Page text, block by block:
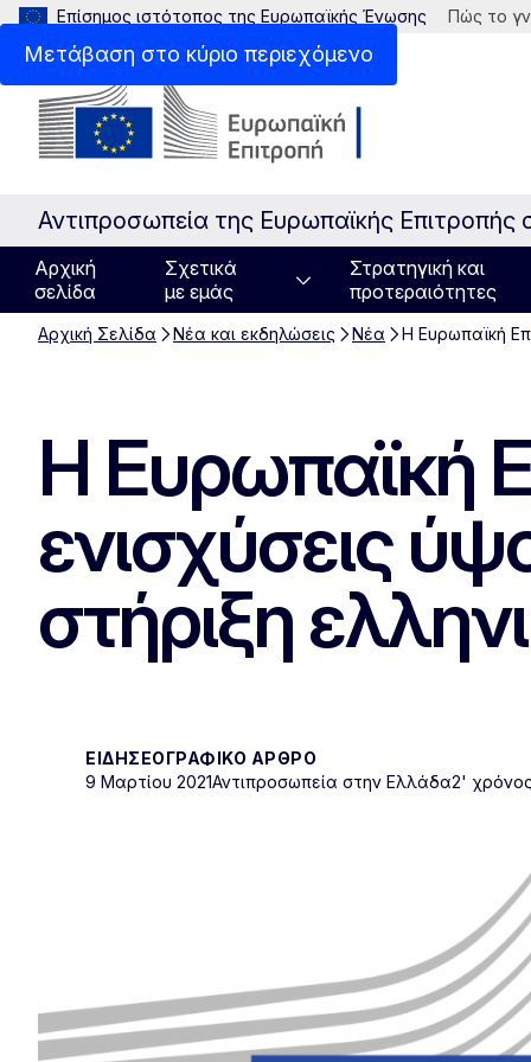
Μετάβαση στο κύριο περιεχόμενο
Επίσημος ιστότοπος της Ευρωπαϊκής Ένωσης Πώς το
Αντιπροσωπεία της Ευρωπαϊκής
Αρχική
σελίδα
Σχετικά
με εμάς
Στρατηγική και
προτεραιότητες
Αρχική Σελίδα Νέα και εκδηλώσεις Νέα Η Eυρωπαϊκή
Η Eυρωπαϊκή
ενισχύσεις
στήριξη
ΕΙΔΗΣΕΟΓΡΑΦΙΚΌ ΆΡΘΡΟ
9 Μαρτίου 2021Αντιπροσωπεία στην Ελλάδα2'